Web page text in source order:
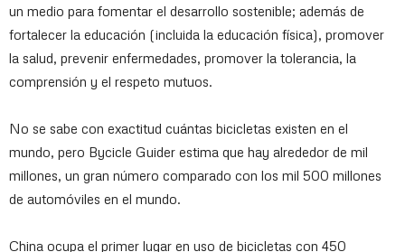
un medio para fomentar el desarrollo sostenible; además de
fortalecer la educación (incluida la educación física), promover
la salud, prevenir enfermedades, promover la tolerancia, la
comprensión y el respeto mutuos.
No se sabe con exactitud cuántas bicicletas existen en el
mundo, pero Bycicle Guider estima que hay alrededor de mil
millones, un gran número comparado con los mil 500 millones
de automóviles en el mundo.
China ocupa el primer lugar en uso de bicicletas con 450